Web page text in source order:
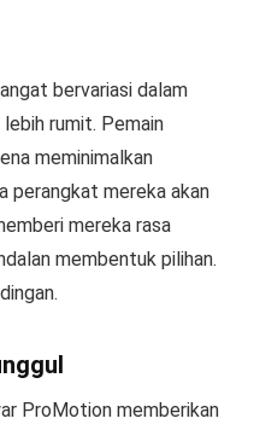
bervariasi dalam
rumit. Pemain
meminimalkan
perangkat mereka akan
mereka rasa
membentuk pilihan.
ProMotion memberikan